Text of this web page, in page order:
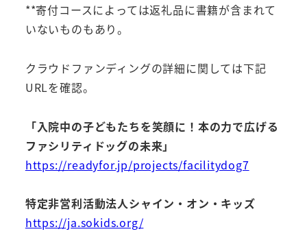
**寄付コースによっては返礼品に書籍が含まれて
いないものもあり。
クラウドファンディングの詳細に関しては下記
URLを確認。
「入院中の子どもたちを笑顔に！本の力で広げる
ファシリティドッグの未来」
https://readyfor.jp/projects/facilitydog7
特定非営利活動法人シャイン・オン・キッズ
https://ja.sokids.org/